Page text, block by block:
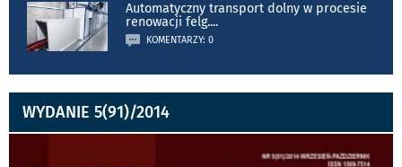
Automatyczny transport dolny w procesie
renowacji felg....
KOMENTARZY: 0
WYDANIE 5(91)/2014